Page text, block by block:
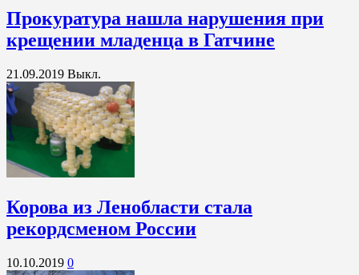
Прокуратура нашла нарушения при
крещении младенца в Гатчине
21.09.2019 Выкл.
Корова из Ленобласти стала
рекордсменом России
10.10.2019 0